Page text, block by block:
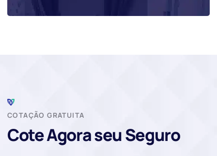
COTAÇÃO GRATUITA
Cote Agora seu Seguro